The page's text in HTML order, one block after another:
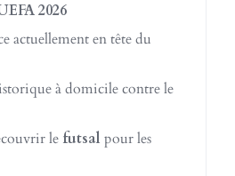
2026
actuellement en tête du
à domicile contre le
le futsal pour les